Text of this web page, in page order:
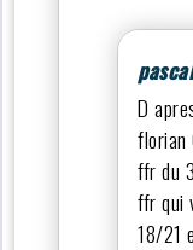
D
florian
ffr du
ffr qui
18/21